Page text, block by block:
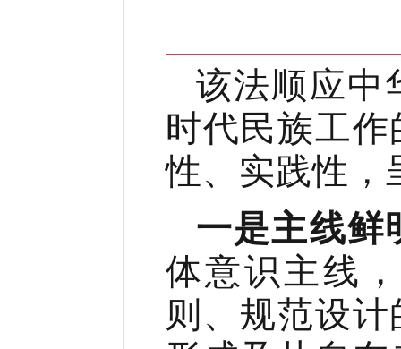
该法顺应中
时代民族工
性、实践性，
一是主线鲜
体意识主线
则、规范设